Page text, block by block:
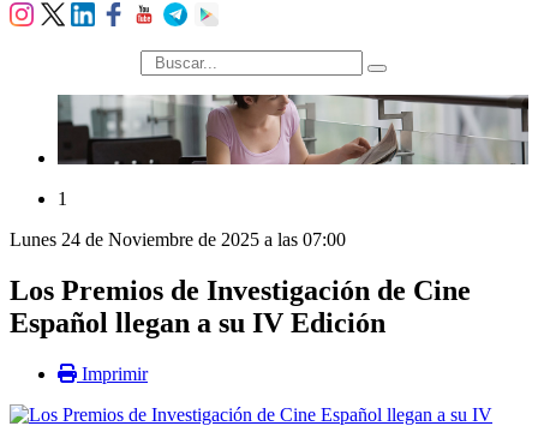
búsqueda
1
Lunes 24 de Noviembre de 2025 a las 07:00
Los Premios de Investigación de Cine
Español llegan a su IV Edición
Imprimir